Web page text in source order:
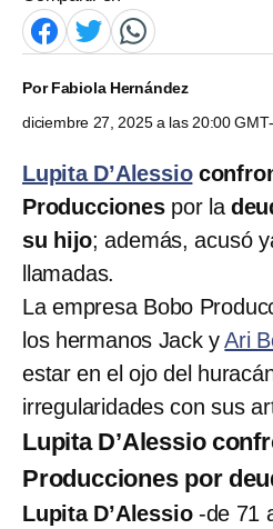
PorFabiola Hernández
diciembre 27, 2025 a las 20:00
Lupita D’Alessio
Produccionespor la
su hijo; además, acusó
llamadas.
La empresa Bobo
los hermanos Jack yAri
estar en el ojo del
irregularidades con sus
Lupita D’Alessio
Producciones por
Lupita D’Alessio-de 71